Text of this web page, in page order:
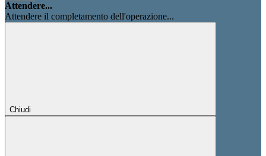
Attendere...
Attendere il completamento dell'operazione...
Chiudi